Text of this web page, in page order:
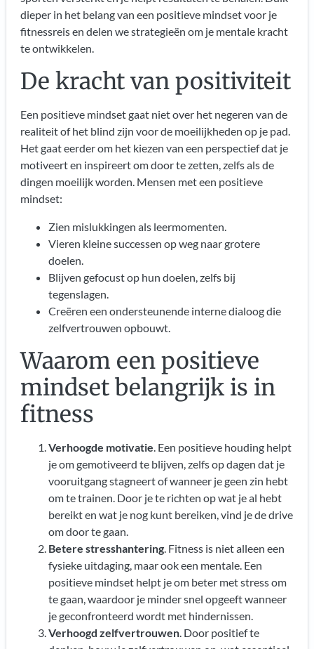
dieper in het belang van een positieve mindset voor je
fitnessreis en delen we strategieën om je mentale kracht
te ontwikkelen.
De kracht van positiviteit
Een positieve mindset gaat niet over het negeren van de
realiteit of het blind zijn voor de moeilijkheden op je pad.
Het gaat eerder om het kiezen van een perspectief dat je
motiveert en inspireert om door te zetten, zelfs als de
dingen moeilijk worden. Mensen met een positieve
mindset:
Zien mislukkingen als leermomenten.
Vieren kleine successen op weg naar grotere
doelen.
Blijven gefocust op hun doelen, zelfs bij
tegenslagen.
Creëren een ondersteunende interne dialoog die
zelfvertrouwen opbouwt.
Waarom een positieve
mindset belangrijk is in
fitness
Verhoogde motivatie. Een positieve houding helpt
je om gemotiveerd te blijven, zelfs op dagen dat je
vooruitgang stagneert of wanneer je geen zin hebt
om te trainen. Door je te richten op wat je al hebt
bereikt en wat je nog kunt bereiken, vind je de drive
om door te gaan.
Betere stresshantering. Fitness is niet alleen een
fysieke uitdaging, maar ook een mentale. Een
positieve mindset helpt je om beter met stress om
te gaan, waardoor je minder snel opgeeft wanneer
je geconfronteerd wordt met hindernissen.
Verhoogd zelfvertrouwen. Door positief te